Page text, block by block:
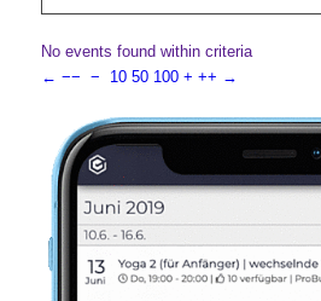
No events found within criteria
← −− − 10 50 100 + ++ →